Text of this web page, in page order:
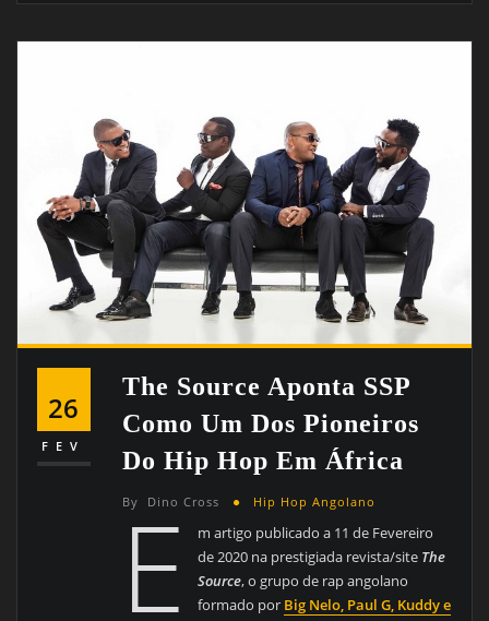
26
FEV
The Source Aponta SSP
Como Um Dos Pioneiros
Do Hip Hop Em África
By Dino Cross Hip Hop Angolano
E
m artigo publicado a 11 de Fevereiro
de 2020 na prestigiada revista/site The
Source, o grupo de rap angolano
formado por Big Nelo, Paul G, Kuddy e